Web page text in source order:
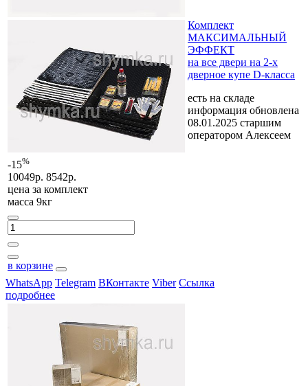
-15%
10049р. 8542р.
цена за комплект
масса 9кг
в корзине
Комплект
МАКСИМАЛЬНЫЙ
ЭФФЕКТ
на все двери на 2-х
дверное купе D-класса
есть на складе
информация обновлена
08.01.2025 старшим
оператором Алексеем
WhatsApp Telegram ВКонтакте Viber Ссылка
подробнее